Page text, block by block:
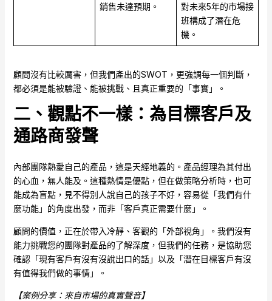
銷售未達預期。
對未來5年的市場接
班構成了潛在危
機。
顧問沒有比較厲害，但我們產出的SWOT，更強調每一個判斷，
都必須是能被驗證、能被挑戰、且真正重要的「事實」。
二、觀點不一樣：為目標客戶及
通路商發聲
內部團隊熱愛自己的產品，這是天經地義的。產品經理為其付出
的心血，無人能及。這種熱情是優點，但在做策略分析時，也可
能成為盲點，見不得別人說自己的孩子不好，容易從「我們有什
麼功能」的角度出發，而非「客戶真正需要什麼」。
顧問的價值，正在於帶入冷靜、客觀的「外部視角」。我們沒有
能力挑戰您的團隊對產品的了解深度，但我們的任務，是協助您
確認「現有客戶有沒有沒說出口的話」以及「潛在目標客戶有沒
有值得我們做的事情」。
【案例分享：來自市場的真實聲音】